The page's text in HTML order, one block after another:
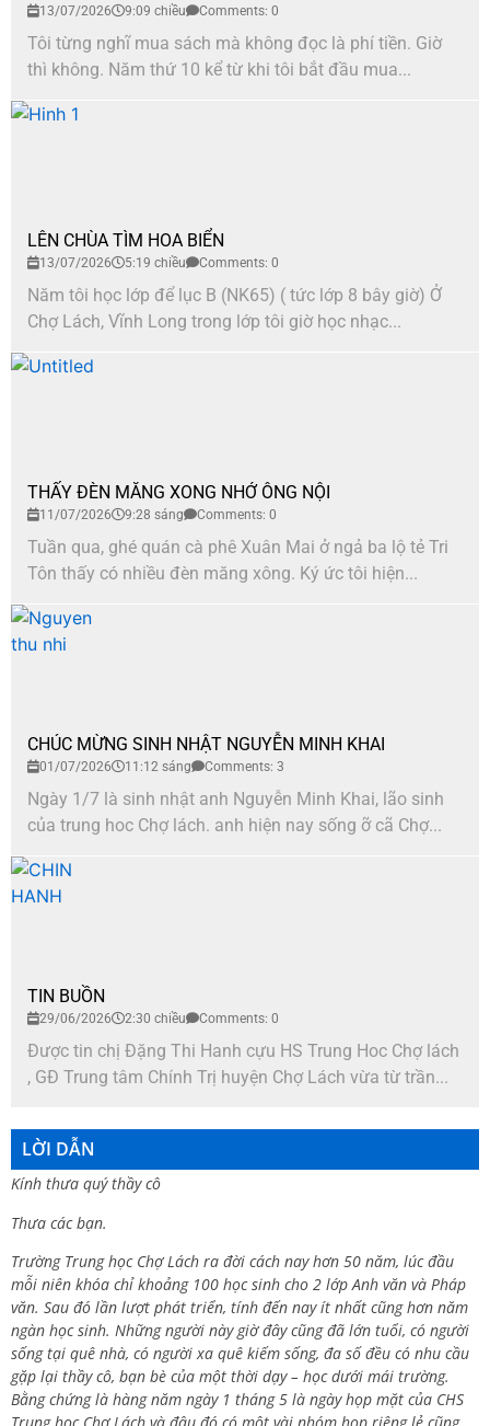
13/07/2026 9:09 chiều Comments: 0
Tôi từng nghĩ mua sách mà không đọc là phí tiền. Giờ
thì không. Năm thứ 10 kể từ khi tôi bắt đầu mua...
LÊN CHÙA TÌM HOA BIỂN
13/07/2026 5:19 chiều Comments: 0
Năm tôi học lớp để lục B (NK65) ( tức lớp 8 bây giờ) Ở
Chợ Lách, Vĩnh Long trong lớp tôi giờ học nhạc...
THẤY ĐÈN MĂNG XONG NHỚ ÔNG NỘI
11/07/2026 9:28 sáng Comments: 0
Tuần qua, ghé quán cà phê Xuân Mai ở ngả ba lộ tẻ Tri
Tôn thấy có nhiều đèn măng xông. Ký ức tôi hiện...
CHÚC MỪNG SINH NHẬT NGUYỄN MINH KHAI
01/07/2026 11:12 sáng Comments: 3
Ngày 1/7 là sinh nhật anh Nguyễn Minh Khai, lão sinh
của trung hoc Chợ lách. anh hiện nay sống ỡ cã Chợ...
TIN BUỒN
29/06/2026 2:30 chiều Comments: 0
Được tin chị Đặng Thi Hanh cựu HS Trung Hoc Chợ lách
, GĐ Trung tâm Chính Trị huyện Chợ Lách vừa từ trần...
LỜI DẪN
Kính thưa quý thầy cô
Thưa các bạn.
Trường Trung học Chợ Lách ra đời cách nay hơn 50 năm, lúc đầu
mỗi niên khóa chỉ khoảng 100 học sinh cho 2 lớp Anh văn và Pháp
văn. Sau đó lần lượt phát triển, tính đến nay ít nhất cũng hơn năm
ngàn học sinh. Những người này giờ đây cũng đã lớn tuổi, có người
sống tại quê nhà, có người xa quê kiếm sống, đa số đều có nhu cầu
gặp lại thầy cô, bạn bè của một thời dạy – học dưới mái trường.
Bằng chứng là hàng năm ngày 1 tháng 5 là ngày họp mặt của CHS